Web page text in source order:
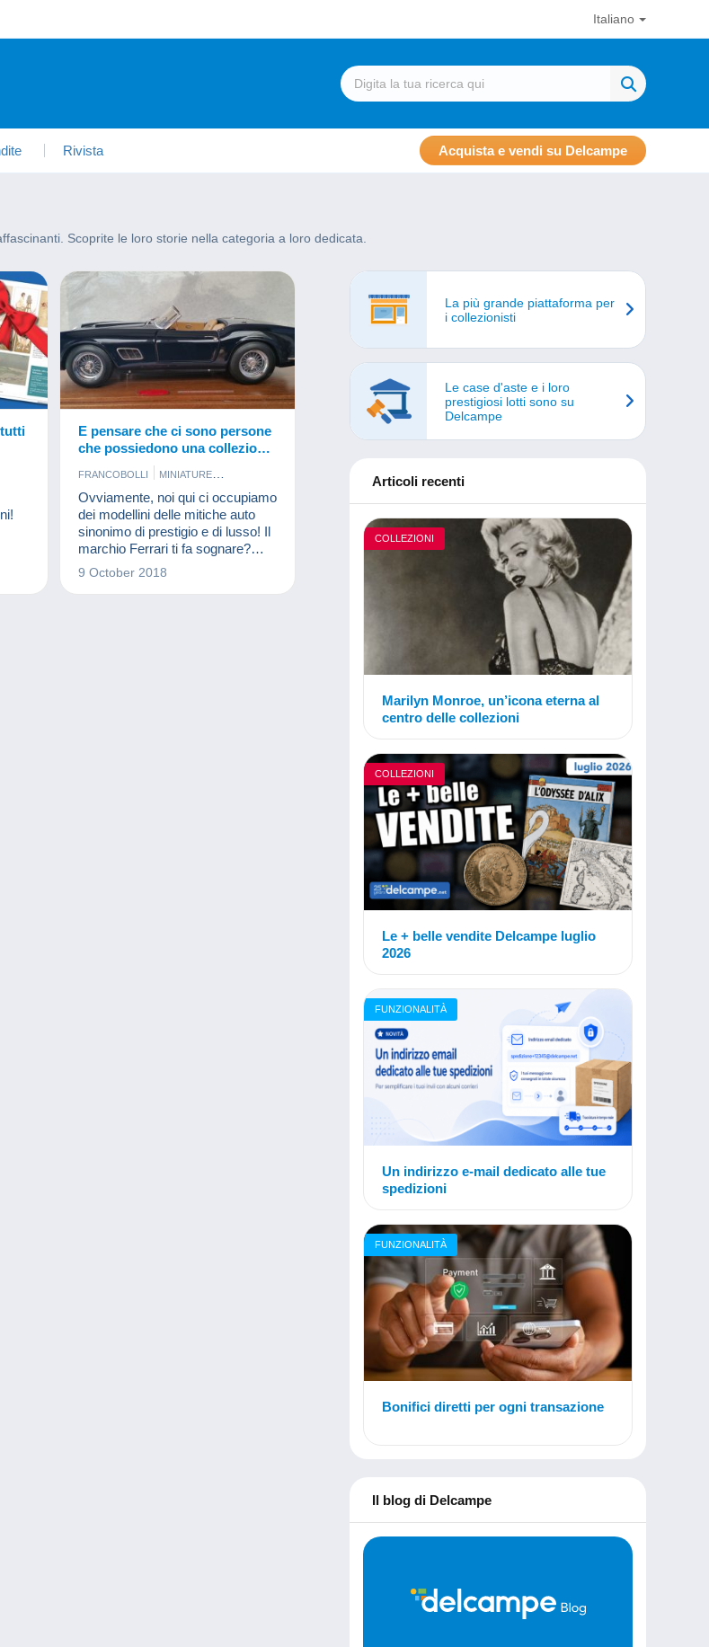
Italiano
Rivista Acquista e vendi su Delcampe
Scoprite le loro storie nella categoria a loro dedicata.
E pensare che ci sono persone
che possiedono una collezione
FRANCOBOLLI
MINIATURE
MODELLISMO
Ovviamente, noi qui ci occupiamo
dei modellini delle mitiche auto
sinonimo di prestigio e di lusso! Il
marchio Ferrari ti fa sognare?
Buona lettura!
9 October 2018
La più grande piattaforma per
i collezionisti
Le case d'aste e i loro
prestigiosi lotti sono su
Delcampe
Articoli recenti
COLLEZIONI
Marilyn Monroe, un’icona eterna al
centro delle collezioni
COLLEZIONI
Le + belle vendite Delcampe luglio
2026
FUNZIONALITÀ
Un indirizzo e-mail dedicato alle tue
spedizioni
FUNZIONALITÀ
Bonifici diretti per ogni transazione
Il blog di Delcampe